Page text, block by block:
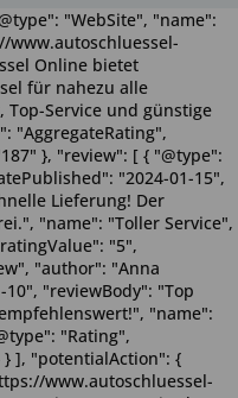
"WebSite", "name":
Online bietet
für nahezu alle
Top-Service und günstige
"AggregateRating",
}, "review": [ { "@type":
"2024-01-15",
Lieferung! Der
"name": "Toller Service",
"5",
"author": "Anna
"reviewBody": "Top
"name":
"Rating",
], "potentialAction": {
www.autoschluessel-